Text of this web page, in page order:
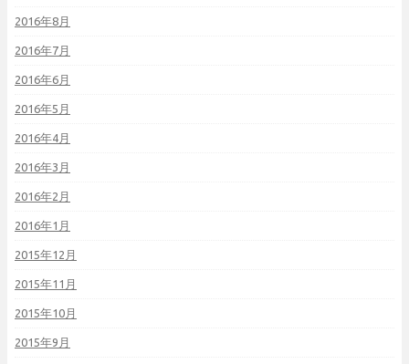
2016年8月
2016年7月
2016年6月
2016年5月
2016年4月
2016年3月
2016年2月
2016年1月
2015年12月
2015年11月
2015年10月
2015年9月